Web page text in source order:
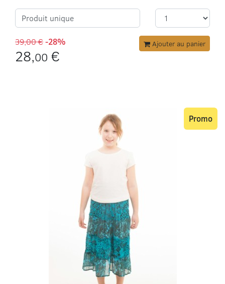
Produit unique
39,00 €-28%
28,00 €
Ajouter au panier
Promo